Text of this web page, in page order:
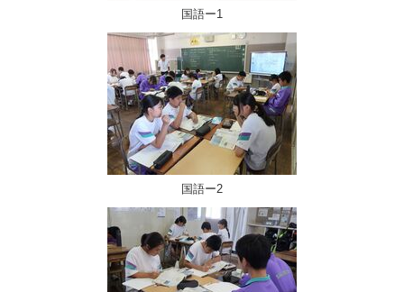
国語ー1
国語ー2